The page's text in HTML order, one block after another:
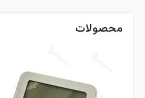
محصولات